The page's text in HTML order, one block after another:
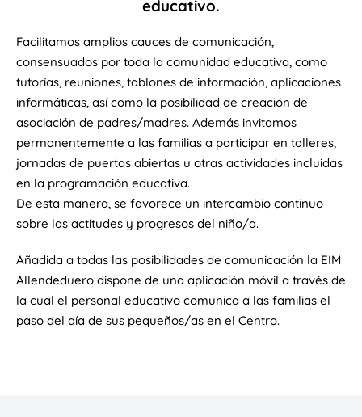
educativo.
Facilitamos amplios cauces de comunicación,
consensuados por toda la comunidad educativa, como
tutorías, reuniones, tablones de información, aplicaciones
informáticas, así como la posibilidad de creación de
asociación de padres/madres. Además invitamos
permanentemente a las familias a participar en talleres,
jornadas de puertas abiertas u otras actividades incluidas
en la programación educativa.
De esta manera, se favorece un intercambio continuo
sobre las actitudes y progresos del niño/a.
Añadida a todas las posibilidades de comunicación la EIM
Allendeduero dispone de una aplicación móvil a través de
la cual el personal educativo comunica a las familias el
paso del día de sus pequeños/as en el Centro.